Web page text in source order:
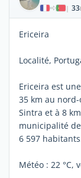
| 33
Ericeira
Localité,
Ericeira est
35 km au
Sintra et à 8
municipalité
6 597
Météo : 22 °C,